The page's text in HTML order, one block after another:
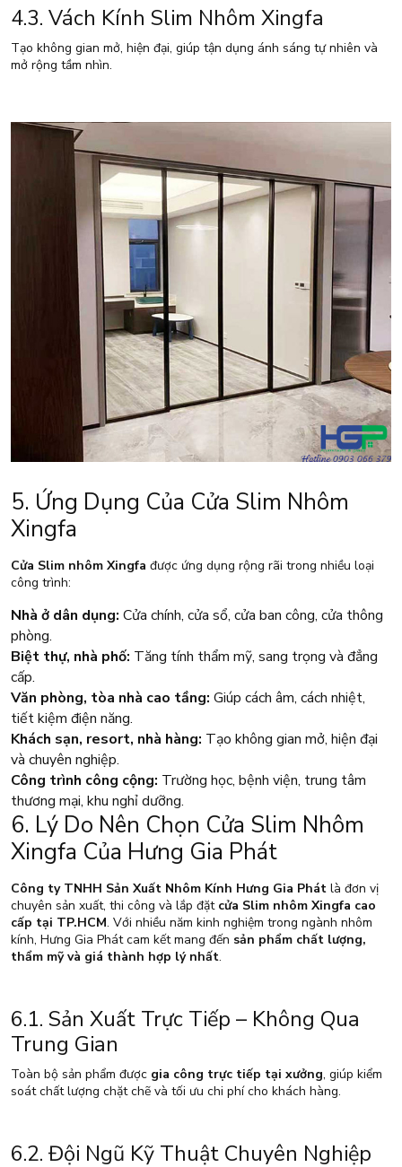
4.3. Vách Kính Slim Nhôm Xingfa
Tạo không gian mở, hiện đại, giúp tận dụng ánh sáng tự nhiên và
mở rộng tầm nhìn.
5. Ứng Dụng Của Cửa Slim Nhôm
Xingfa
Cửa Slim nhôm Xingfa được ứng dụng rộng rãi trong nhiều loại
công trình:
Nhà ở dân dụng: Cửa chính, cửa sổ, cửa ban công, cửa thông
phòng.
Biệt thự, nhà phố: Tăng tính thẩm mỹ, sang trọng và đẳng
cấp.
Văn phòng, tòa nhà cao tầng: Giúp cách âm, cách nhiệt,
tiết kiệm điện năng.
Khách sạn, resort, nhà hàng: Tạo không gian mở, hiện đại
và chuyên nghiệp.
Công trình công cộng: Trường học, bệnh viện, trung tâm
thương mại, khu nghỉ dưỡng.
6. Lý Do Nên Chọn Cửa Slim Nhôm
Xingfa Của Hưng Gia Phát
Công ty TNHH Sản Xuất Nhôm Kính Hưng Gia Phát là đơn vị
chuyên sản xuất, thi công và lắp đặt cửa Slim nhôm Xingfa cao
cấp tại TP.HCM. Với nhiều năm kinh nghiệm trong ngành nhôm
kính, Hưng Gia Phát cam kết mang đến sản phẩm chất lượng,
thẩm mỹ và giá thành hợp lý nhất.
6.1. Sản Xuất Trực Tiếp – Không Qua
Trung Gian
Toàn bộ sản phẩm được gia công trực tiếp tại xưởng, giúp kiểm
soát chất lượng chặt chẽ và tối ưu chi phí cho khách hàng.
6.2. Đội Ngũ Kỹ Thuật Chuyên Nghiệp